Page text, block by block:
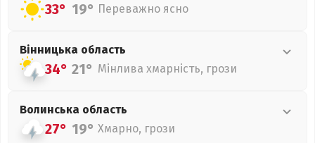
33° 19° Переважно ясно
Вінницька область
34° 21° Мінлива хмарність, грози
Волинська область
27° 19° Хмарно, грози